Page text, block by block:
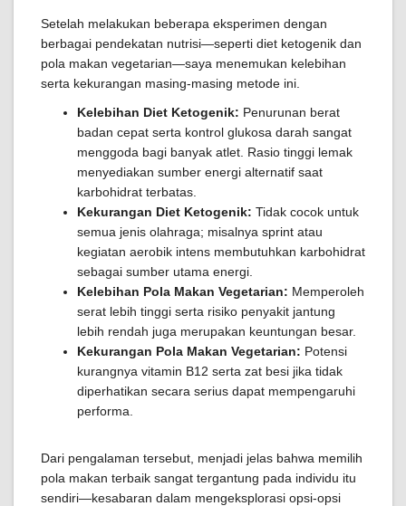
Setelah melakukan beberapa eksperimen dengan
berbagai pendekatan nutrisi—seperti diet ketogenik dan
pola makan vegetarian—saya menemukan kelebihan
serta kekurangan masing-masing metode ini.
Kelebihan Diet Ketogenik: Penurunan berat
badan cepat serta kontrol glukosa darah sangat
menggoda bagi banyak atlet. Rasio tinggi lemak
menyediakan sumber energi alternatif saat
karbohidrat terbatas.
Kekurangan Diet Ketogenik: Tidak cocok untuk
semua jenis olahraga; misalnya sprint atau
kegiatan aerobik intens membutuhkan karbohidrat
sebagai sumber utama energi.
Kelebihan Pola Makan Vegetarian: Memperoleh
serat lebih tinggi serta risiko penyakit jantung
lebih rendah juga merupakan keuntungan besar.
Kekurangan Pola Makan Vegetarian: Potensi
kurangnya vitamin B12 serta zat besi jika tidak
diperhatikan secara serius dapat mempengaruhi
performa.
Dari pengalaman tersebut, menjadi jelas bahwa memilih
pola makan terbaik sangat tergantung pada individu itu
sendiri—kesabaran dalam mengeksplorasi opsi-opsi